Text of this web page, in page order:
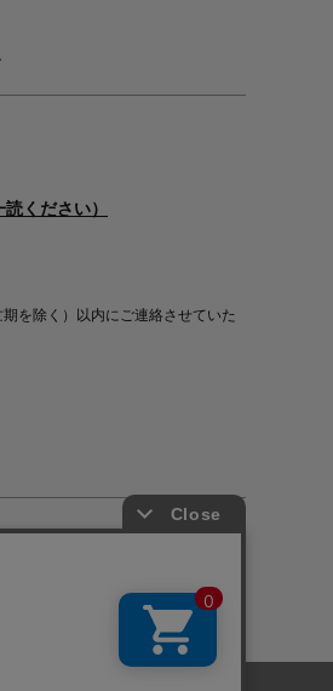
ください）
を除く）以内にご連絡させていた